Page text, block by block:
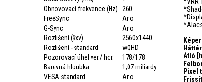
Obnovovací frekvence (Hz)
260
FreeSync
Ano
G-Sync
Ano
Rozlišení (šxv)
2560x1440
Rozlišení - standard
wQHD
Pozorovací úhel ver./ hor.
178/178
Barevná hloubka
1,07 miliardy
VESA standard
Ano
Átló
Pixel